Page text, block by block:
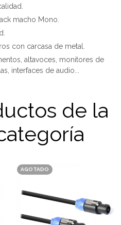
macho Mono.
con carcasa de metal.
altavoces, monitores de
interfaces de audio...
de la
AGOTADO